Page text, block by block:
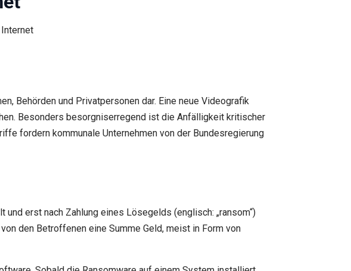
Behörden und Privatpersonen dar. Eine neue Videografik
Besonders besorgniserregend ist die Anfälligkeit kritischer
fordern kommunale Unternehmen von der Bundesregierung
erst nach Zahlung eines Lösegelds (englisch: „ransom“)
den Betroffenen eine Summe Geld, meist in Form von